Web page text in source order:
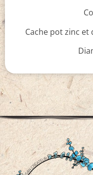
Cache pot zinc